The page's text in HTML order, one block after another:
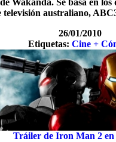
Wakanda. Se basa en
televisión australiano,
26/01/2010
Etiquetas: Cine +
Tráiler de Iron Man 2 en